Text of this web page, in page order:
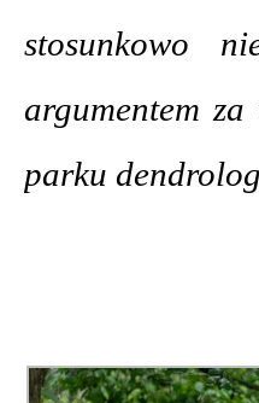
stosunkowo
argumentem
parku